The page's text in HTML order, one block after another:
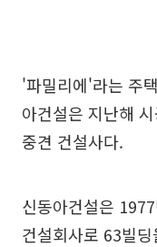
'파밀리에'라는 주
아건설은 지난해
중견 건설사다.
신동아건설은
건설회사로 63빌